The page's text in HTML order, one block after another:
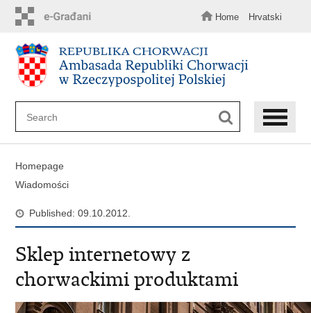
content
Home Hrvatski
Homepage
Wiadomości
Published: 09.10.2012.
Sklep internetowy z
chorwackimi produktami